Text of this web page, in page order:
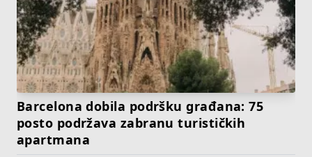
Barcelona dobila podršku građana: 75
posto podržava zabranu turističkih
apartmana